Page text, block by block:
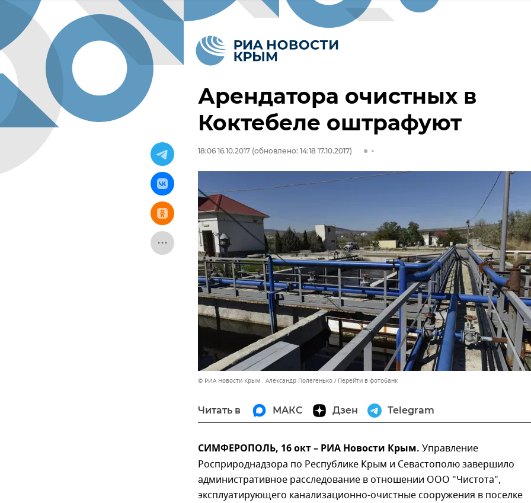
Арендатора очистных в
Коктебеле оштрафуют
18:06 16.10.2017 (обновлено: 14:18 17.10.2017)
© РИА Новости Крым . Александр Полегенько Перейти в фотобанк
Читать в МАКС Дзен Telegram
СИМФЕРОПОЛЬ, 16 окт – РИА Новости Крым. Управление
Росприроднадзора по Республике Крым и Севастополю завершило
административное расследование в отношении ООО "Чистота",
эксплуатирующего канализационно-очистные сооружения в поселке